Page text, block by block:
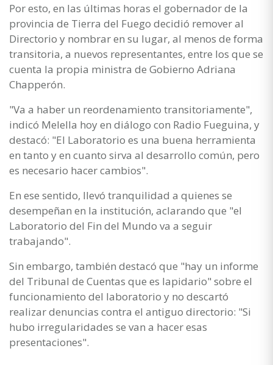
Por esto, en las últimas horas el gobernador de la
provincia de Tierra del Fuego decidió remover al
Directorio y nombrar en su lugar, al menos de forma
transitoria, a nuevos representantes, entre los que se
cuenta la propia ministra de Gobierno Adriana
Chapperón.
"Va a haber un reordenamiento transitoriamente",
indicó Melella hoy en diálogo con Radio Fueguina, y
destacó: "El Laboratorio es una buena herramienta
en tanto y en cuanto sirva al desarrollo común, pero
es necesario hacer cambios".
En ese sentido, llevó tranquilidad a quienes se
desempeñan en la institución, aclarando que "el
Laboratorio del Fin del Mundo va a seguir
trabajando".
Sin embargo, también destacó que "hay un informe
del Tribunal de Cuentas que es lapidario" sobre el
funcionamiento del laboratorio y no descartó
realizar denuncias contra el antiguo directorio: "Si
hubo irregularidades se van a hacer esas
presentaciones".